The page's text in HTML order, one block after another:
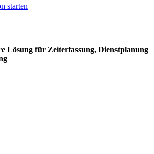
starten
Lösung für Zeiterfassung, Dienstplanung